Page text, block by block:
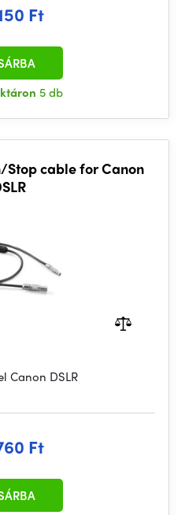
Ft
5 db
Stop cable for Canon
Canon DSLR
Ft